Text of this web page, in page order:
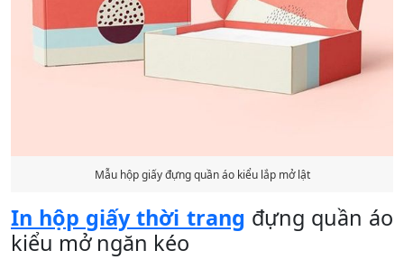
Mẫu hộp giấy đựng quần áo kiểu lắp mở lật
In hộp giấy thời trang đựng quần áo
kiểu mở ngăn kéo